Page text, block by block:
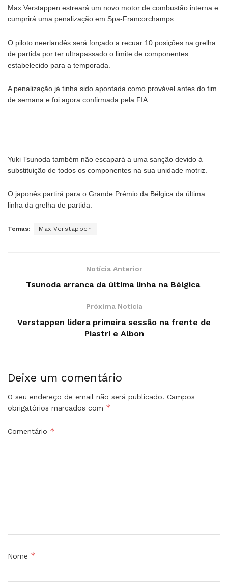
Max Verstappen estreará um novo motor de combustão interna e
cumprirá uma penalização em Spa-Francorchamps.
O piloto neerlandês será forçado a recuar 10 posições na grelha
de partida por ter ultrapassado o limite de componentes
estabelecido para a temporada.
A penalização já tinha sido apontada como provável antes do fim
de semana e foi agora confirmada pela FIA.
Yuki Tsunoda também não escapará a uma sanção devido à
substituição de todos os componentes na sua unidade motriz.
O japonês partirá para o Grande Prémio da Bélgica da última
linha da grelha de partida.
Temas: Max Verstappen
Notícia Anterior
Tsunoda arranca da última linha na Bélgica
Próxima Notícia
Verstappen lidera primeira sessão na frente de
Piastri e Albon
Deixe um comentário
O seu endereço de email não será publicado. Campos
obrigatórios marcados com *
Comentário *
Nome *